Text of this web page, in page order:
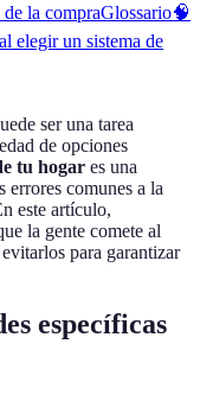
la compraGlossario🧠
elegir un sistema de
ser una tarea
de opciones
tu hogar es una
comunes a la
este artículo,
la gente comete al
para garantizar
específicas